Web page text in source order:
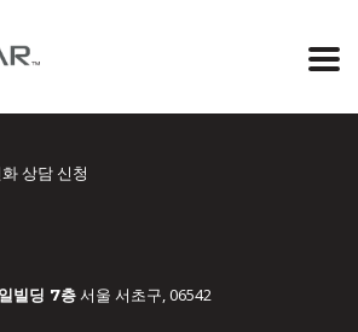
상담 신청
빌딩 7층서울 서초구, 06542